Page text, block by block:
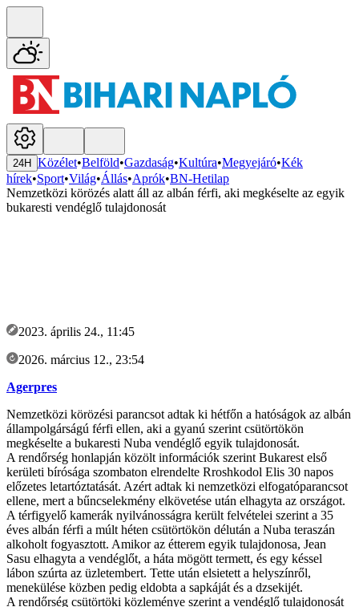
24H Közélet•Belföld•Gazdaság•Kultúra•Megyejáró•Kék
hírek•Sport•Világ•Állás•Aprók•BN-Hetilap
Nemzetközi körözés alatt áll az albán férfi, aki megkéselte az egyik
bukaresti vendéglő tulajdonosát
2023. április 24., 11:45
2026. március 12., 23:54
Agerpres
Nemzetközi körözési parancsot adtak ki hétfőn a hatóságok az albán
állampolgárságú férfi ellen, aki a gyanú szerint csütörtökön
megkéselte a bukaresti Nuba vendéglő egyik tulajdonosát.
A rendőrség honlapján közölt információk szerint Bukarest első
kerületi bírósága szombaton elrendelte Rroshkodol Elis 30 napos
előzetes letartóztatását. Azért adtak ki nemzetközi elfogatóparancsot
ellene, mert a bűncselekmény elkövetése után elhagyta az országot.
A térfigyelő kamerák nyilvánosságra került felvételei szerint a 35
éves albán férfi a múlt héten csütörtökön délután a Nuba teraszán
alkoholt fogyasztott. Amikor az étterem egyik tulajdonosa, Jean
Sasu elhagyta a vendéglőt, a háta mögött termett, és egy késsel
lábon szúrta az üzletembert. Tette után elsietett a helyszínről,
menekülése közben pedig eldobta a sapkáját és a dzsekijét.
A rendőrség csütörtöki közleménye szerint a vendéglő tulajdonosát